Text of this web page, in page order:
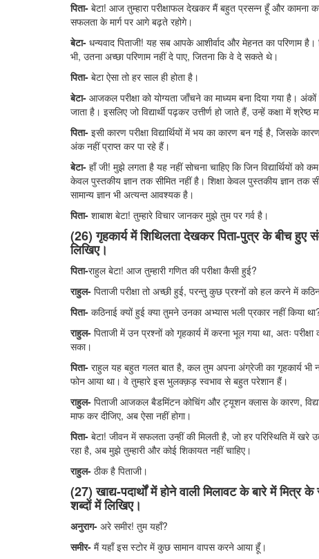
पिता- बेटा! आज तुम्हारा परीक्षाफल देखकर मैं बहुत प्रसन्न हूँ और कामना
सफलता के मार्ग पर आगे बढ़ते रहोगे।
बेटा- धन्यवाद पिताजी! यह सब आपके आशीर्वाद और मेहनत का परिणाम है।
भी, उतना अच्छा परिणाम नहीं दे पाए, जितना कि वे दे सकते थे।
पिता- बेटा ऐसा तो हर साल ही होता है।
बेटा- आजकल परीक्षा को योग्यता जाँचने का माध्यम बना दिया गया है। अंकों
जाता है। इसलिए जो विद्यार्थी पढ़कर उत्तीर्ण हो जाते हैं, उन्हें कक्षा में श्रेष्ठ
पिता- इसी कारण परीक्षा विद्यार्थियों में भय का कारण बन गई है, जिसके
अंक नहीं प्राप्त कर पा रहे हैं।
बेटा- हाँ जी! मुझे लगता है यह नहीं सोचना चाहिए कि जिन विद्यार्थियों को
केवल पुस्तकीय ज्ञान तक सीमित नहीं है। शिक्षा केवल पुस्तकीय ज्ञान तक
सामान्य ज्ञान भी अत्यन्त आवश्यक है।
पिता- शाबाश बेटा! तुम्हारे विचार जानकर मुझे तुम पर गर्व है।
(26) गृहकार्य में शिथिलता देखकर पिता-पुत्र के बीच हुए
लिखिए।
पिता-राहुल बेटा! आज तुम्हारी गणित की परीक्षा कैसी हुई?
राहुल- पिताजी परीक्षा तो अच्छी हुई, परन्तु कुछ प्रश्नों को हल करने में
पिता- कठिनाई क्यों हुई क्या तुमने उनका अभ्यास भली प्रकार नहीं किया
राहुल- पिताजी में उन प्रश्नों को गृहकार्य में करना भूल गया था, अतः
सका।
पिता- राहुल यह बहुत गलत बात है, कल तुम अपना अंग्रेजी का गृहकार्य भी
फोन आया था। वे तुम्हारे इस भुलक्क़ड़ स्वभाव से बहुत परेशान हैं।
राहुल- पिताजी आजकल बैडमिंटन कोचिंग और ट्यूशन क्लास के कारण,
माफ कर दीजिए, अब ऐसा नहीं होगा।
पिता- बेटा! जीवन में सफलता उन्हीं की मिलती है, जो हर परिस्थिति में खरे
रहा है, अब मुझे तुम्हारी और कोई शिकायत नहीं चाहिए।
राहुल- ठीक है पिताजी।
(27) खाद्य-पदार्थों में होने वाली मिलावट के बारे में
शब्दों में लिखिए।
अनुराग- अरे समीर! तुम यहाँ?
समीर- मैं यहाँ इस स्टोर में कुछ सामान वापस करने आया हूँ।